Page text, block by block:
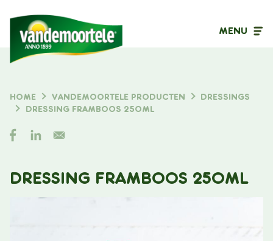
MENU
Inhoudstype
Filter op
KRUIMELPAD
HOME VANDEMOORTELE PRODUCTEN
DRESSINGS
DRESSING FRAMBOOS 250ML
DRESSING FRAMBOOS 250ML